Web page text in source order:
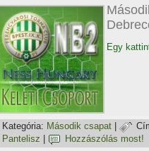
Egy
Kategória: Második csapat
Pantelisz
Hozzászólás most!